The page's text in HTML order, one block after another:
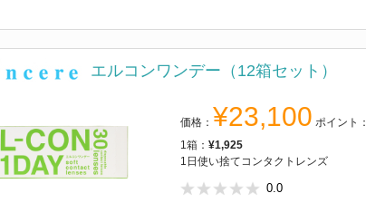
エルコンワンデー（12箱セット）
価格： ¥23,100 ポイント：
1箱： ¥1,925
1日使い捨てコンタクトレンズ
0.0